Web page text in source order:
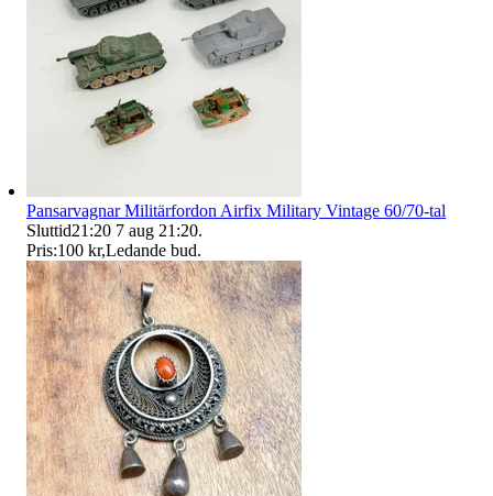
Pansarvagnar Militärfordon Airfix Military Vintage 60/70-tal
Sluttid21:20 7 aug 21:20.
Pris:100 kr,Ledande bud.